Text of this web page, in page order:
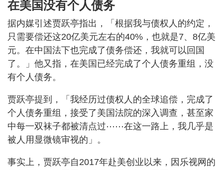
在美国没有个人债务
据内媒引述贾跃亭指出，「根据我与债权人的约定，
只需要偿还这20亿美元左右的40%，也就是7、8亿美
元。在中国法下也完成了债务偿还，我就可以回国
了。」他又指，在美国已经完成了个人债务重组，没
有个人债务。
贾跃亭提到，「我经历过债权人的全球追偿，完成了
个人债务重组，接受了美国法院的深入调查，甚至家
中每一双袜子都被清点过⋯⋯在这一路上，我几乎是
被人用显微镜审视的」。
事实上，贾跃亭自2017年赴美创业以来，因乐视网的